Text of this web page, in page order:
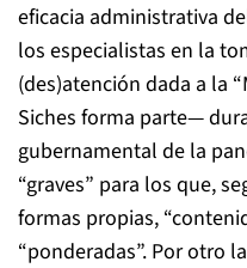
eficacia administrativa
los especialistas en la
(des)atención dada a la
Siches forma parte—
gubernamental de la
“graves” para los que,
formas propias,
“ponderadas”. Por otro